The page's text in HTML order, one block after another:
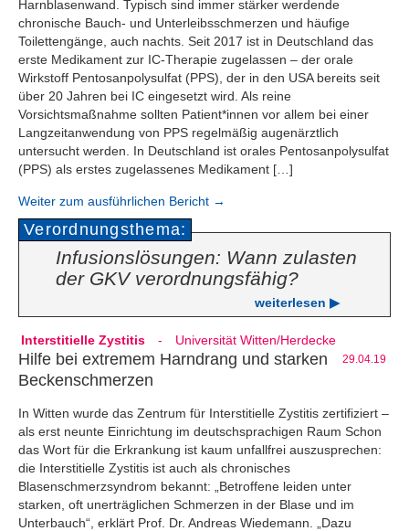
Harnblasenwand. Typisch sind immer stärker werdende
chronische Bauch- und Unterleibsschmerzen und häufige
Toilettengänge, auch nachts. Seit 2017 ist in Deutschland das
erste Medikament zur IC-Therapie zugelassen – der orale
Wirkstoff Pentosanpolysulfat (PPS), der in den USA bereits seit
über 20 Jahren bei IC eingesetzt wird. Als reine
Vorsichtsmaßnahme sollten Patient*innen vor allem bei einer
Langzeitanwendung von PPS regelmäßig augenärztlich
untersucht werden. In Deutschland ist orales Pentosanpolysulfat
(PPS) als erstes zugelassenes Medikament […]
Weiter zum ausführlichen Bericht →
Verordnungsthema:
Infusionslösungen: Wann zulasten
der GKV verordnungsfähig?
weiterlesen ▶
Interstitielle Zystitis - Universität Witten/Herdecke
29.04.19
Hilfe bei extremem Harndrang und starken
Beckenschmerzen
In Witten wurde das Zentrum für Interstitielle Zystitis zertifiziert –
als erst neunte Einrichtung im deutschsprachigen Raum Schon
das Wort für die Erkrankung ist kaum unfallfrei auszusprechen:
die Interstitielle Zystitis ist auch als chronisches
Blasenschmerzsyndrom bekannt: „Betroffene leiden unter
starken, oft unerträglichen Schmerzen in der Blase und im
Unterbauch“, erklärt Prof. Dr. Andreas Wiedemann. „Dazu